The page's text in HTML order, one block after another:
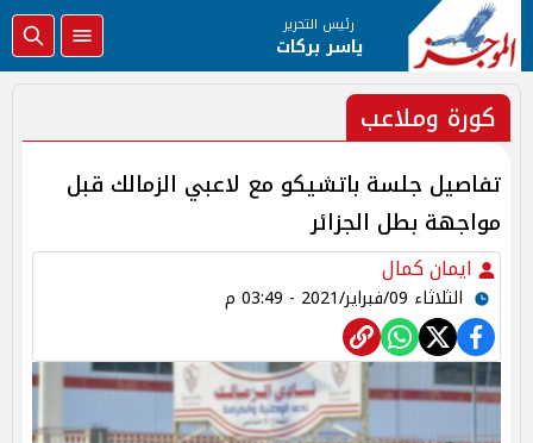
رئيس التحرير
ياسر بركات
كورة وملاعب
تفاصيل جلسة باتشيكو مع لاعبي الزمالك قبل
مواجهة بطل الجزائر
ايمان كمال
الثلاثاء 09/فبراير/2021 - 03:49 م